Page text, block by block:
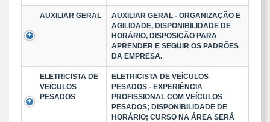
AUXILIAR GERAL
AUXILIAR GERAL - ORGANIZAÇÃO E
AGILIDADE, DISPONIBILIDADE DE
HORÁRIO, DISPOSIÇÃO PARA
APRENDER E SEGUIR OS PADRÕES
DA EMPRESA.
ELETRICISTA DE
VEÍCULOS
PESADOS
ELETRICISTA DE VEÍCULOS
PESADOS - EXPERIÊNCIA
PROFISSIONAL COM VEÍCULOS
PESADOS; DISPONIBILIDADE DE
HORÁRIO; CURSO NA ÁREA SERÁ